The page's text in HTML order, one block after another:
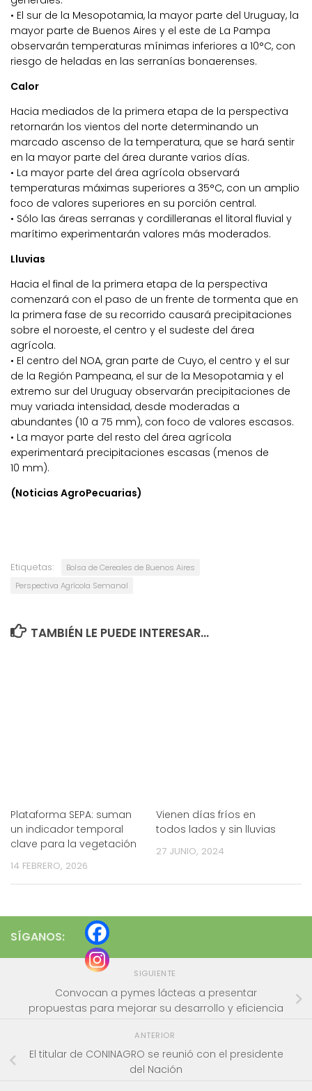
• El sur de la Mesopotamia, la mayor parte del Uruguay, la
mayor parte de Buenos Aires y el este de La Pampa
observarán temperaturas mínimas inferiores a 10°C, con
riesgo de heladas en las serranías bonaerenses.
Calor
Hacia mediados de la primera etapa de la perspectiva
retornarán los vientos del norte determinando un
marcado ascenso de la temperatura, que se hará sentir
en la mayor parte del área durante varios días.
• La mayor parte del área agrícola observará
temperaturas máximas superiores a 35°C, con un amplio
foco de valores superiores en su porción central.
• Sólo las áreas serranas y cordilleranas el litoral fluvial y
marítimo experimentarán valores más moderados.
Lluvias
Hacia el final de la primera etapa de la perspectiva
comenzará con el paso de un frente de tormenta que en
la primera fase de su recorrido causará precipitaciones
sobre el noroeste, el centro y el sudeste del área
agrícola.
• El centro del NOA, gran parte de Cuyo, el centro y el sur
de la Región Pampeana, el sur de la Mesopotamia y el
extremo sur del Uruguay observarán precipitaciones de
muy variada intensidad, desde moderadas a
abundantes (10 a 75 mm), con foco de valores escasos.
• La mayor parte del resto del área agrícola
experimentará precipitaciones escasas (menos de
10 mm).
(Noticias AgroPecuarias)
Etiquetas:
Bolsa de Cereales de Buenos Aires
Perspectiva Agrícola Semanal
TAMBIÉN LE PUEDE INTERESAR...
Plataforma SEPA: suman
un indicador temporal
clave para la vegetación
14 FEBRERO, 2026
Vienen días fríos en
todos lados y sin lluvias
27 JUNIO, 2024
SÍGANOS:
SIGUIENTE
Convocan a pymes lácteas a presentar
propuestas para mejorar su desarrollo y eficiencia
ANTERIOR
El titular de CONINAGRO se reunió con el presidente
del Nación